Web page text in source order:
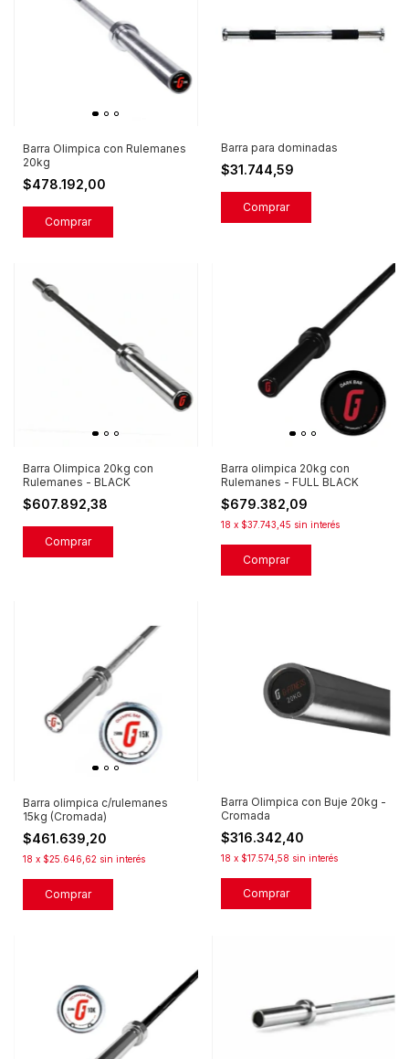
Barra Olimpica con Rulemanes
20kg
$478.192,00
Barra para dominadas
$31.744,59
Barra Olimpica 20kg con
Rulemanes - BLACK
$607.892,38
Barra olimpica 20kg con
Rulemanes - FULL BLACK
$679.382,09
18 x $37.743,45 sin interés
Barra olimpica c/rulemanes
15kg (Cromada)
$461.639,20
18 x $25.646,62 sin interés
Barra Olimpica con Buje 20kg -
Cromada
$316.342,40
18 x $17.574,58 sin interés